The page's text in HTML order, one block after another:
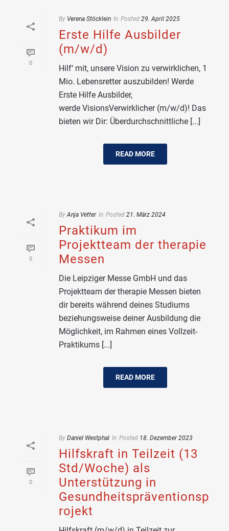
0
By Verena Stöcklein In Posted 29. April 2025
Erste Hilfe Ausbilder
(m/w/d)
Hilf‘ mit, unsere Vision zu verwirklichen, 1
Mio. Lebensretter auszubilden! Werde
Erste Hilfe Ausbilder,
werde VisionsVerwirklicher (m/w/d)! Das
bieten wir Dir: Überdurchschnittliche [...]
READ MORE
0
By Anja Vetter In Posted 21. März 2024
Praktikum im
Projektteam der therapie
Messen
Die Leipziger Messe GmbH und das
Projektteam der therapie Messen bieten
dir bereits während deines Studiums
beziehungsweise deiner Ausbildung die
Möglichkeit, im Rahmen eines Vollzeit-
Praktikums [...]
READ MORE
0
By Daniel Westphal In Posted 18. Dezember 2023
Hilfskraft in Teilzeit (13
Std/Woche) als
Unterstützung in
Gesundheitspräventionsp
rojekt